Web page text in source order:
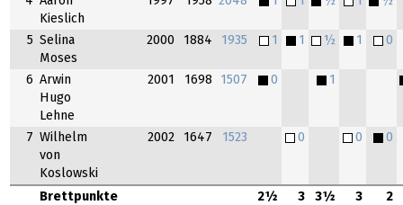
Brettpunkte 2½ 3 3½ 3
2
Kieslich
5 Selina
Moses
2000 1884 1935 1 1 ½ 1 0
6 Arwin
Hugo
Lehne
2001 1698 1507 0 1
7 Wilhelm
von
Koslowski
2002 1647 1523 0 0 0